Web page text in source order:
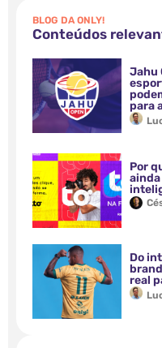
BLOG DA ONLY!
Conteúdos
Jahu
para
Por
Do
real